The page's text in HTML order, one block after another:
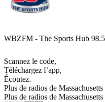
WBZFM - The Sports Hub 98.5
Scannez le code,
Téléchargez l’app,
Écoutez.
Plus de radios de Massachusetts
Plus de radios de Massachusetts